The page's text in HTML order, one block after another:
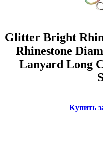
Glitter Bright
Rhinestone
Lanyard Long
Купить